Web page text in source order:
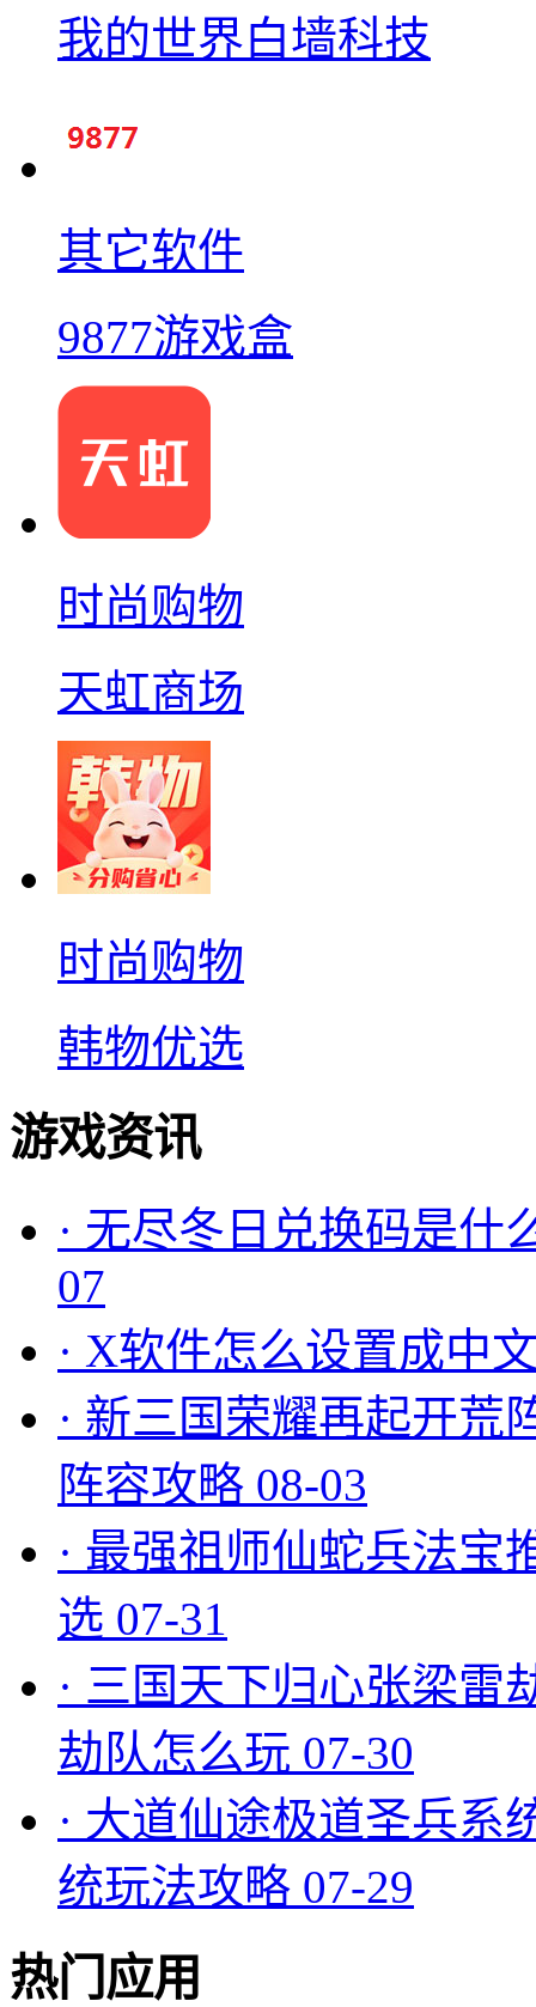
我的世界白墙科技
其它软件
9877游戏盒
时尚购物
天虹商场
时尚购物
韩物优选
游戏资讯
· 无尽冬日兑换码是什
07
· X软件怎么设置成中
· 新三国荣耀再起开荒
阵容攻略 08-03
· 最强祖师仙蛇兵法宝
选 07-31
· 三国天下归心张梁雷
劫队怎么玩 07-30
· 大道仙途极道圣兵系
统玩法攻略 07-29
热门应用